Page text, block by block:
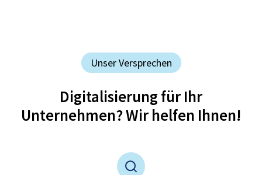
Unser Versprechen
Digitalisierung für Ihr
Unternehmen? Wir helfen Ihnen!